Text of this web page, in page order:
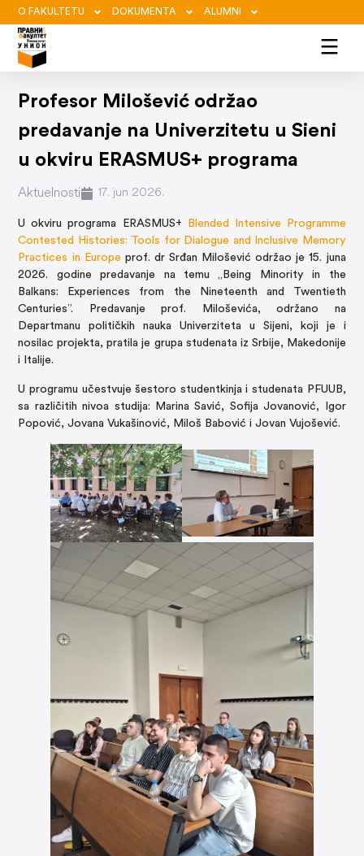
O FAKULTETU DOKUMENTA ALUMNI
Profesor Milošević održao
predavanje na Univerzitetu u Sieni
u okviru ERASMUS+ programa
Aktuelnosti 17. jun 2026.
U okviru programa ERASMUS+ Blended Intensive Programme
Contested Histories: Tools for Dialogue and Inclusive Memory
Practices in Europe prof. dr Srđan Milošević održao je 15. juna
2026. godine predavanje na temu „Being Minority in the
Balkans: Experiences from the Nineteenth and Twentieth
Centuries”. Predavanje prof. Miloševića, održano na
Departmanu političkih nauka Univerziteta u Sijeni, koji je i
nosilac projekta, pratila je grupa studenata iz Srbije, Makedonije
i Italije.
U programu učestvuje šestoro studentkinja i studenata PFUUB,
sa različitih nivoa studija: Marina Savić, Sofija Jovanović, Igor
Popović, Jovana Vukašinović, Miloš Babović i Jovan Vujošević.